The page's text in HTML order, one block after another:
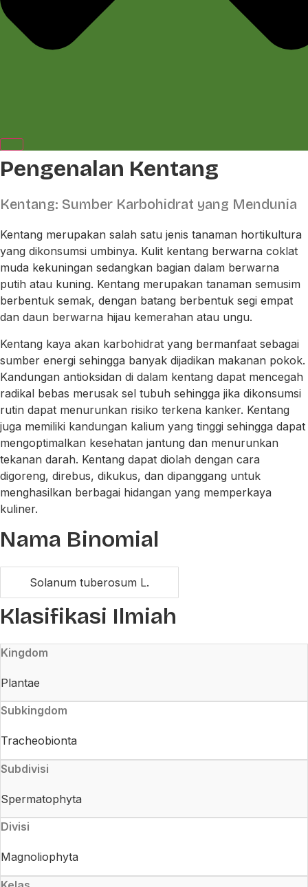
Pengenalan Kentang
Kentang: Sumber Karbohidrat yang Mendunia
Kentang merupakan salah satu jenis tanaman hortikultura
yang dikonsumsi umbinya. Kulit kentang berwarna coklat
muda kekuningan sedangkan bagian dalam berwarna
putih atau kuning. Kentang merupakan tanaman semusim
berbentuk semak, dengan batang berbentuk segi empat
dan daun berwarna hijau kemerahan atau ungu.
Kentang kaya akan karbohidrat yang bermanfaat sebagai
sumber energi sehingga banyak dijadikan makanan pokok.
Kandungan antioksidan di dalam kentang dapat mencegah
radikal bebas merusak sel tubuh sehingga jika dikonsumsi
rutin dapat menurunkan risiko terkena kanker. Kentang
juga memiliki kandungan kalium yang tinggi sehingga dapat
mengoptimalkan kesehatan jantung dan menurunkan
tekanan darah. Kentang dapat diolah dengan cara
digoreng, direbus, dikukus, dan dipanggang untuk
menghasilkan berbagai hidangan yang memperkaya
kuliner.
Nama Binomial
Solanum tuberosum L.
Klasifikasi Ilmiah
Kingdom
Plantae
Subkingdom
Tracheobionta
Subdivisi
Spermatophyta
Divisi
Magnoliophyta